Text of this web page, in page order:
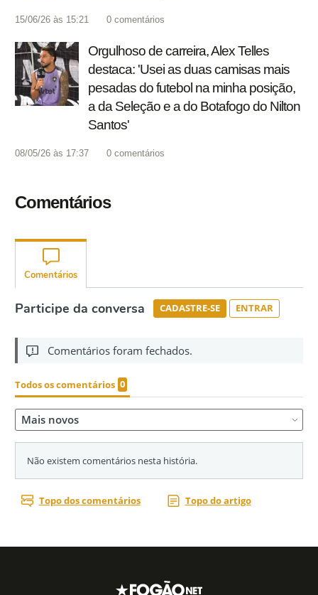
15/06/26 às 15:21 0 comentários
Orgulhoso de carreira, Alex Telles
destaca: 'Usei as duas camisas mais
pesadas do futebol na minha posição,
a da Seleção e a do Botafogo do Nilton
Santos'
08/05/26 às 17:37 0 comentários
Comentários